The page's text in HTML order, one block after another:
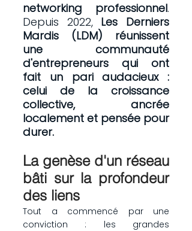
networking professionnel.
Depuis 2022, Les Derniers
Mardis (LDM) réunissent
une communauté
d'entrepreneurs qui ont
fait un pari audacieux :
celui de la croissance
collective, ancrée
localement et pensée pour
durer.
La genèse d'un réseau
bâti sur la profondeur
des liens
Tout a commencé par une
conviction : les grandes